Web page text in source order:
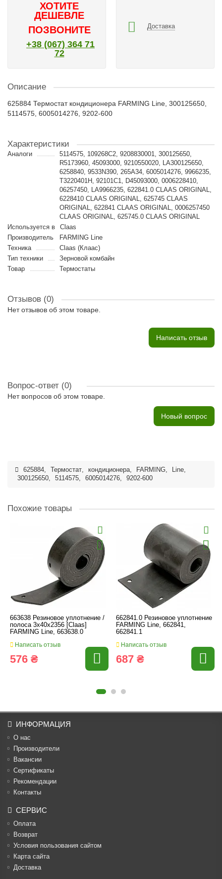
ХОТИТЕ
ДЕШЕВЛЕ
ПОЗВОНИТЕ
+38 (067) 364 71
72
Доставка
Описание
625884 Термостат кондиционера FARMING Line, 300125650,
5114575, 6005014276, 9202-600
Характеристики
Аналоги
5114575, 109268C2, 9208830001, 300125650,
R5173960, 45093000, 9210550020, LA300125650,
6258840, 9533N390, 265A34, 6005014276, 9966235,
T3220401H, 92101C1, D45093000, 0006228410,
06257450, LA9966235, 622841.0 CLAAS ORIGINAL,
6228410 CLAAS ORIGINAL, 625745 CLAAS
ORIGINAL, 622841 CLAAS ORIGINAL, 0006257450
CLAAS ORIGINAL, 625745.0 CLAAS ORIGINAL
Используется в
Claas
Производитель
FARMING Line
Техника
Claas (Клаас)
Тип техники
Зерновой комбайн
Товар
Термостаты
Отзывов (0)
Нет отзывов об этом товаре.
Написать отзыв
Вопрос-ответ (0)
Нет вопросов об этом товаре.
Новый вопрос
625884, Термостат, кондиционера, FARMING, Line,
300125650, 5114575, 6005014276, 9202-600
Похожие товары
663638 Резиновое уплотнение /
полоса 3x40x2356 [Claas]
FARMING Line, 663638.0
Написать отзыв
576 ₴
662841.0 Резиновое уплотнение
FARMING Line, 662841,
662841.1
Написать отзыв
687 ₴
ИНФОРМАЦИЯ
О нас
Производители
Вакансии
Cертификаты
Рекомендации
Контакты
СЕРВИС
Оплата
Возврат
Условия пользования сайтом
Карта сайта
Доставка